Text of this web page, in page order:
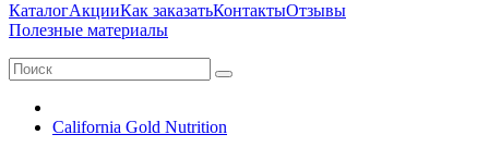
КаталогАкцииКак заказатьКонтактыОтзывы
Полезные материалы
California Gold Nutrition